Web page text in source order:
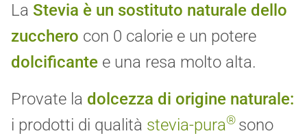
La Stevia è un sostituto naturale dello
zucchero con 0 calorie e un potere
dolcificante e una resa molto alta.
Provate la dolcezza di origine naturale:
i prodotti di qualità stevia-pura® sono